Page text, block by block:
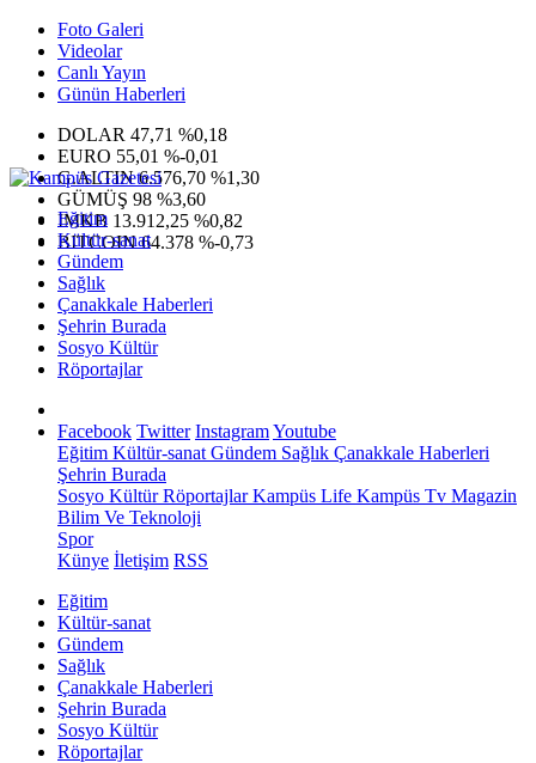
Foto Galeri
Videolar
Canlı Yayın
Günün Haberleri
DOLAR 47,71 %0,18
EURO 55,01 %-0,01
G.ALTIN6.576,70 %1,30
GÜMÜŞ 98 %3,60
IMKB 13.912,25 %0,82
BITCOIN64.378 %-0,73
Eğitim
Kültür-sanat
Gündem
Sağlık
Çanakkale Haberleri
Şehrin Burada
Sosyo Kültür
Röportajlar
Facebook Twitter InstagramYoutube
Eğitim Kültür-sanat Gündem Sağlık Çanakkale Haberleri
Şehrin Burada
Sosyo KültürRöportajlarKampüs Life Kampüs Tv Magazin
Bilim Ve Teknoloji
Spor
Künye İletişim RSS
Eğitim
Kültür-sanat
Gündem
Sağlık
Çanakkale Haberleri
Şehrin Burada
Sosyo Kültür
Röportajlar